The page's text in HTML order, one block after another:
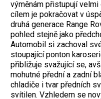
výměnám přistupují
cílem je pokračovat v
druhá generace Range
pohled stejně jako
Automobil si zachoval
stoupající ponton
přibližuje svažující se,
mohutné přední a zadní
chladiče i tvar předních
svítilen. Vzhledem se